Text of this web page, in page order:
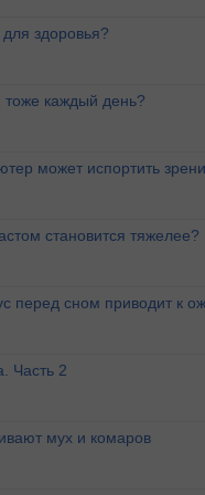
здоровья?
тоже каждый день?
может испортить
становится тяжелее?
перед сном приводит к
Часть 2
мух и комаров